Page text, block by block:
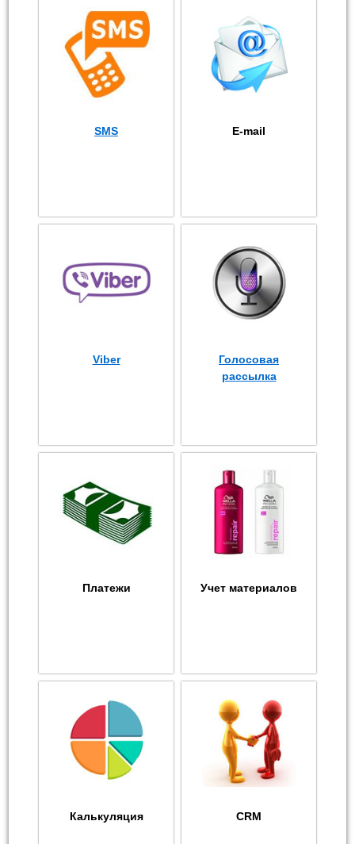
SMS E-mail
Viber
Голосовая
рассылка
Платежи Учет материалов
Калькуляция CRM